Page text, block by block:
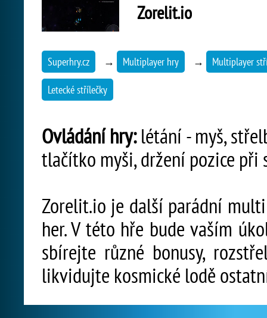
Zorelit.io
Superhry.cz → Multiplayer hry → Multiplayer
Letecké střílečky
Ovládání hry:létání - myš,
tlačítko myši, držení pozice při
Zorelit.io je další parádní
her. V této hře bude vaším
sbírejte různé bonusy,
likvidujte kosmické lodě